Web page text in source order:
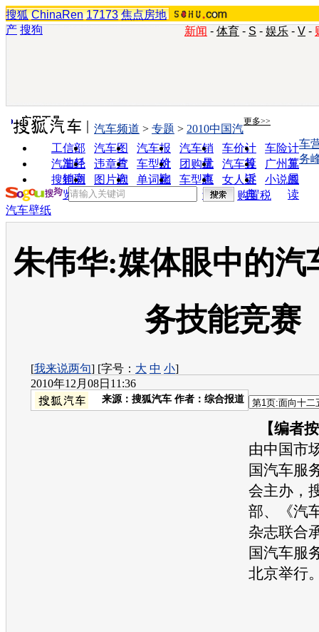
搜狐 ChinaRen 17173 焦点房地
产 搜狗 新闻 - 体育 - S - 娱乐 - V -
实用工具 更多>>
工信部
油耗
汽车图
片
汽车报
价
汽车销
量
车价计
算
车险计
算
汽车经
销商
违章查
询
车型对
比
团购优
惠
汽车投
诉
广州车
展
搜狗浏
览器
图片欣
赏
单词翻
车型查
询
女人宝
典
小说阅
读
汽车频道 > 专题 > 2010中国汽
车
务
购置税
汽车壁纸
朱伟华:媒体眼中的汽
务技能竞赛
[我来说两句] [字号： 大 中 小]
2010年12月08日11:36
来源： 搜狐汽车 作者：综合报道
【编者
由中国市
国汽车服
会主办，
部、《汽
杂志联合
国汽车服
北京举行